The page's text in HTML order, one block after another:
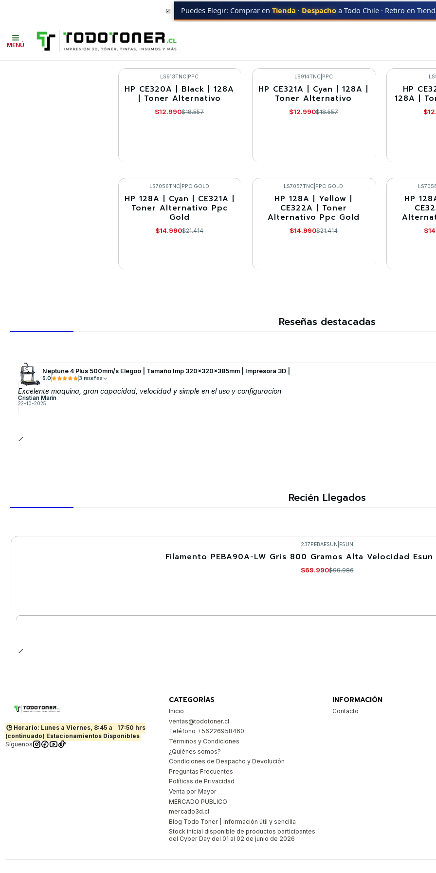
MENÚ
Puedes Elegir: Comprar en Tienda · Despacho a Todo Chile · Retiro en
Equipos HP CP1523
CP1523
-30%
LS913TNC PPC
HP CE320A | Black | 128A
| Toner Alternativo
$12.990$18.557
VER DETALLES
-30%
LS914TNC| PPC
HP CE321A | Cyan | 128A |
Toner Alternativo
$12.990$18.557
VER DETALLES
-30%
HP
128A |
-30%
LS7056TNC PPC GOLD
HP 128A | Cyan | CE321A |
Toner Alternativo Ppc
Gold
$14.990$21.414
-30%
Agotado
LS7057TNC PPC GOLD
HP 128A | Yellow |
CE322A | Toner
Alternativo Ppc Gold
$14.990$21.414
-30%
Agotado
HP
Reseñas destacadas
Neptune 4 Plus 500mm/s Elegoo | Tamaño Imp 320x320x385mm | Impresora 3D |
5.0 3 reseñas
Excelente maquina, gran capacidad, velocidad y simple en el uso y configuracion
Cristian Marin
22-10-2025
Recién Llegados
237PEBAESUN ESUN
Filamento PEBA90A-LW Gris 800 Gramos Alta Velocidad
$69.990$99.986
🕒 Horario: Lunes a Viernes, 8:45 a
17:50 hrs
(continuado) Estacionamientos Disponibles
Síguenos
CATEGORÍAS
Inicio
ventas@todotoner.cl
Teléfono +56226958460
Términos y Condiciones
¿Quiénes somos?
Condiciones de Despacho y Devolución
Preguntas Frecuentes
Políticas de Privacidad
Venta por Mayor
MERCADO PUBLICO
mercado3d.cl
Blog Todo Toner | Información útil y sencilla
Stock inicial disponible de productos participantes
del Cyber Day del 01 al 02 de junio de 2026
INFORMACIÓN
Contacto